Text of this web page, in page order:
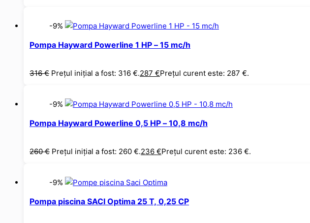
-9%
Pompa Hayward Powerline 1 HP – 15 mc/h
316€ Prețul inițial a fost: 316 €.287 €Prețul curent este: 287 €.
-9%
Pompa Hayward Powerline 0,5 HP – 10,8 mc/h
260€ Prețul inițial a fost: 260 €.236 €Prețul curent este: 236 €.
-9%
Pompa piscina SACI Optima 25 T, 0,25 CP